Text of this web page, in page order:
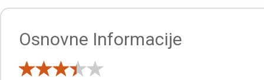
Osnovne Informacije